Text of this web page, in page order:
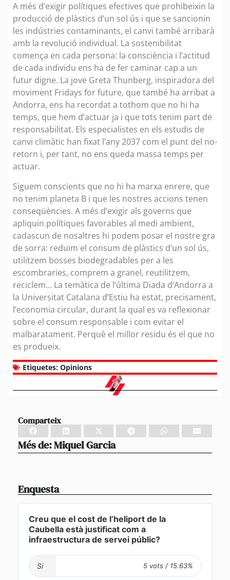
A més d’exigir polítiques efectives que prohibeixin la
producció de plàstics d’un sol ús i que se sancionin
les indústries contaminants, el canvi també arribarà
amb la revolució individual. La sostenibilitat
comença en cada persona: la consciència i l’actitud
de cada individu ens ha de fer caminar cap a un
futur digne. La jove Greta Thunberg, inspiradora del
moviment Fridays for future, que també ha arribat a
Andorra, ens ha recordat a tothom que no hi ha
temps, que hem d’actuar ja i que tots tenim part de
responsabilitat. Els especialistes en els estudis de
canvi climàtic han fixat l’any 2037 com el punt del no-
retorn i, per tant, no ens queda massa temps per
actuar.
Siguem conscients que no hi ha marxa enrere, que
no tenim planeta B i que les nostres accions tenen
conseqüències. A més d’exigir als governs que
apliquin polítiques favorables al medi ambient,
cadascun de nosaltres hi podem posar el nostre gra
de sorra: reduïm el consum de plàstics d’un sol ús,
utilitzem bosses biodegradables per a les
escombraries, comprem a granel, reutilitzem,
reciclem… La temàtica de l’última Diada d’Andorra a
la Universitat Catalana d’Estiu ha estat, precisament,
l’economia circular, durant la qual es va reflexionar
sobre el consum responsable i com evitar el
malbaratament. Perquè el millor residu és el que no
es produeix.
Etiquetes: Opinions
Comparteix
Més de:Miquel Garcia
Enquesta
Creu que el cost de l’heliport de la
Caubella està justificat com a
infraestructura de servei públic?
Si